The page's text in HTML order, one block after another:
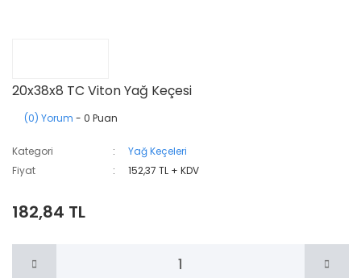
20x38x8 TC Viton Yağ Keçesi
(0) Yorum - 0 Puan
Kategori
Yağ Keçeleri
Fiyat
152,37 TL + KDV
182,84 TL